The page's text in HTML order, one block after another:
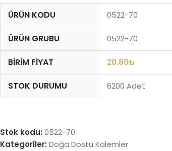
ÜRÜN KODU 0522-70
ÜRÜN GRUBU 0522-70
BIRIM FIYAT 20.80₺
STOK DURUMU 6200 Adet
Stok kodu: 0522-70
Kategoriler: Doğa Dostu Kalemler